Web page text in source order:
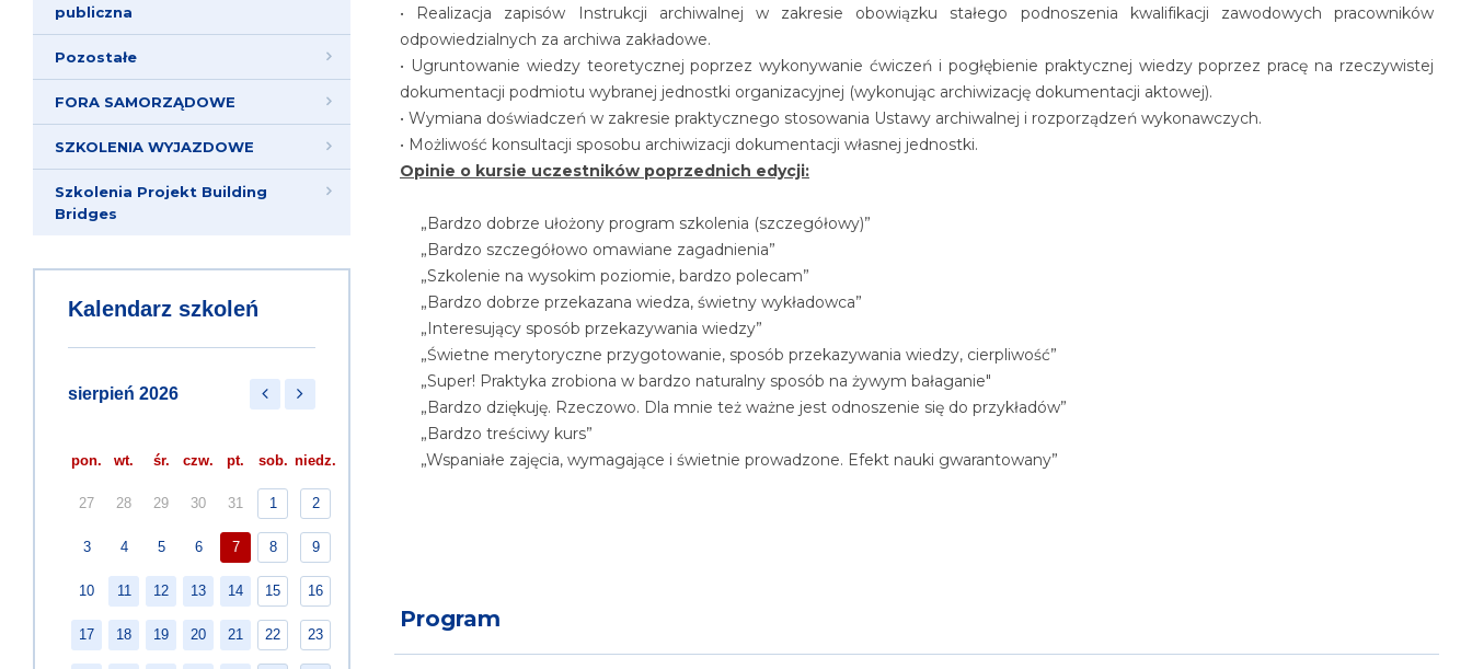
publiczna
Pozostałe
FORA SAMORZĄDOWE
SZKOLENIA WYJAZDOWE
Szkolenia Projekt Building
Bridges
Kalendarz szkoleń
sierpień 2026
pon. wt. śr. czw. pt. sob. niedz.
27 28 29 30 31 1 2
3 4 5 6 7 8 9
10 11 12 13 14 15 16
17 18 19 20 21 22 23
• Realizacja zapisów Instrukcji archiwalnej w zakresie obowiązku stałego podnoszenia kwalifikacji zawodowych pracowników
odpowiedzialnych za archiwa zakładowe.
• Ugruntowanie wiedzy teoretycznej poprzez wykonywanie ćwiczeń i pogłębienie praktycznej wiedzy poprzez pracę na rzeczywistej
dokumentacji podmiotu wybranej jednostki organizacyjnej (wykonując archiwizację dokumentacji aktowej).
• Wymiana doświadczeń w zakresie praktycznego stosowania Ustawy archiwalnej i rozporządzeń wykonawczych.
• Możliwość konsultacji sposobu archiwizacji dokumentacji własnej jednostki.
Opinie o kursie uczestników poprzednich edycji:
„Bardzo dobrze ułożony program szkolenia (szczegółowy)”
„Bardzo szczegółowo omawiane zagadnienia”
„Szkolenie na wysokim poziomie, bardzo polecam”
„Bardzo dobrze przekazana wiedza, świetny wykładowca”
„Interesujący sposób przekazywania wiedzy”
„Świetne merytoryczne przygotowanie, sposób przekazywania wiedzy, cierpliwość”
„Super! Praktyka zrobiona w bardzo naturalny sposób na żywym bałaganie"
„Bardzo dziękuję. Rzeczowo. Dla mnie też ważne jest odnoszenie się do przykładów”
„Bardzo treściwy kurs”
„Wspaniałe zajęcia, wymagające i świetnie prowadzone. Efekt nauki gwarantowany”
Program